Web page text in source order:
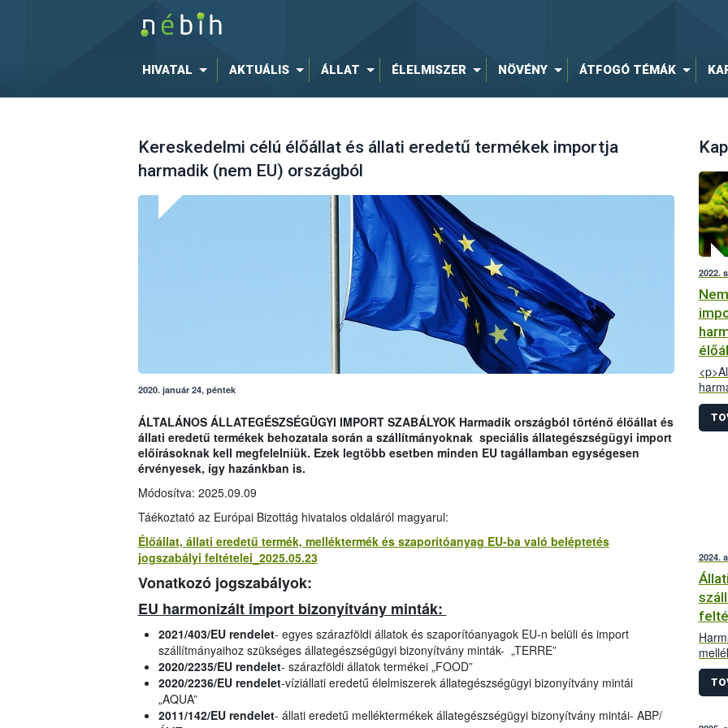
HIVATAL AKTUÁLIS ÁLLAT ÉLELMISZER NÖVÉNY ÁTFOGÓ TÉMÁK
Kereskedelmi célú élőállat és állati eredetű termékek importja
harmadik (nem EU) országból
2020. január 24, péntek
ÁLTALÁNOS ÁLLATEGÉSZSÉGÜGYI IMPORT SZABÁLYOK Harmadik országból történő élőállat és
állati eredetű termékek behozatala során a szállítmányoknak speciális állategészségügyi import
előírásoknak kell megfelelniük. Ezek legtöbb esetben minden EU tagállamban egységesen
érvényesek, így hazánkban is.
Módosítva: 2025.09.09
Táékoztató az Európai Bizottág hivatalos oldaláról magyarul:
Élőállat, állati eredetű termék, melléktermék és szaporítóanyag EU-ba való beléptetés
jogszabályi feltételei_2025.05.23
Vonatkozó jogszabályok:
EU harmonizált import bizonyítvány minták:
2021/403/EU rendelet- egyes szárazföldi állatok és szaporítóanyagok EU-n belüli és import
szállítmányaihoz szükséges állategészségügyi bizonyítvány minták- „TERRE”
2020/2235/EU rendelet- szárazföldi állatok termékei „FOOD”
2020/2236/EU rendelet-víziállati eredetű élelmiszerek állategészségügyi bizonyítvány mintái
„AQUA”
2011/142/EU rendelet- állati eredetű melléktermékek állategészségügyi bizonyítvány mintái- ABP/
2022.
élő
2024.